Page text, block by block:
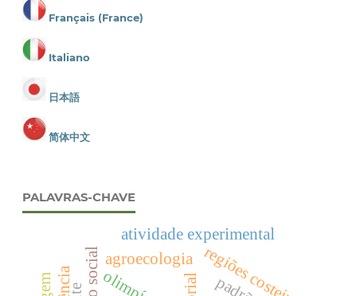
Français (France)
Italiano
日本語
简体中文
PALAVRAS-CHAVE
regiões costeiras
agroecologia
atividade experimental